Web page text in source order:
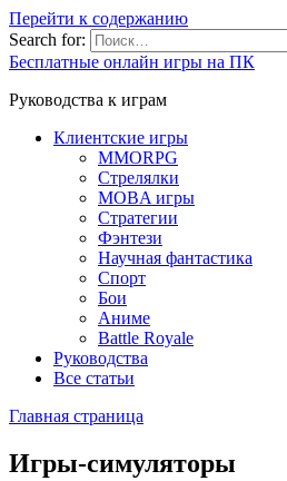
Перейти к содержанию
Search for:
Бесплатные онлайн игры на ПК
Руководства к играм
Клиентские игры
MMORPG
Стрелялки
MOBA игры
Стратегии
Фэнтези
Научная фантастика
Спорт
Бои
Аниме
Battle Royale
Руководства
Все статьи
Главная страница
Игры-симуляторы